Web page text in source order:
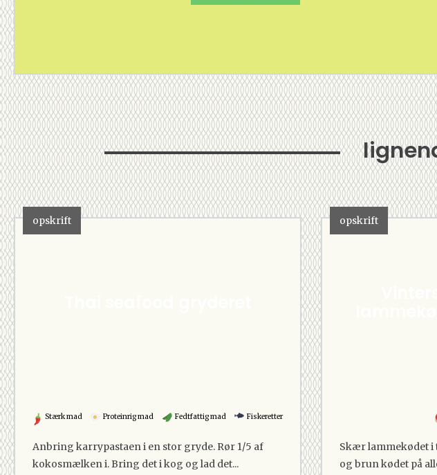
opskrift
Stærk mad Proteinrig mad Fedtfattig mad Fiskeretter
Anbring karrypastaen i en stor gryde. Rør 1/5 af
kokosmælken i. Bring det i kog og lad det...
opskrift
Skær lammekødet i
og brun kødet på